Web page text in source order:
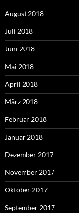
August 2018
Juli 2018
Juni 2018
Mai 2018
April 2018
März 2018
Februar 2018
Januar 2018
Dezember 2017
November 2017
Oktober 2017
September 2017